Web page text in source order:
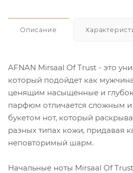
Описание
AFNAN Mirsaal Of Trust - это
который подойдет как
ценящим насыщенные и
парфюм отличается сложным
букетом нот, который
разных типах кожи, придавая
неповторимый шарм.
Начальные ноты Mirsaal Of